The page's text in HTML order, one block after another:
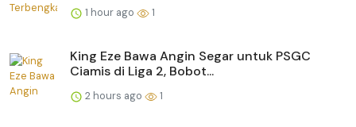
1 hour ago 1
King Eze Bawa Angin Segar untuk PSGC
Ciamis di Liga 2, Bobot...
2 hours ago 1